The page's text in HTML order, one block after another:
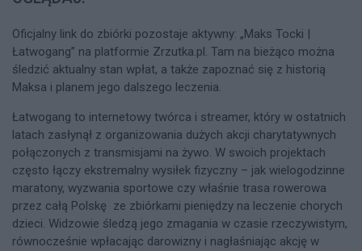
Oficjalny link do zbiórki pozostaje aktywny: „Maks Tocki |
Łatwogang” na platformie Zrzutka.pl. Tam na bieżąco można
śledzić aktualny stan wpłat, a także zapoznać się z historią
Maksa i planem jego dalszego leczenia.
Łatwogang to internetowy twórca i streamer, który w ostatnich
latach zasłynął z organizowania dużych akcji charytatywnych
połączonych z transmisjami na żywo. W swoich projektach
często łączy ekstremalny wysiłek fizyczny – jak wielogodzinne
maratony, wyzwania sportowe czy właśnie trasa rowerowa
przez całą Polskę ze zbiórkami pieniędzy na leczenie chorych
dzieci. Widzowie śledzą jego zmagania w czasie rzeczywistym,
równocześnie wpłacając darowizny i nagłaśniając akcję w